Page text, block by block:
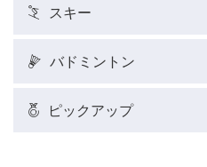
スキー
バドミントン
ピックアップ